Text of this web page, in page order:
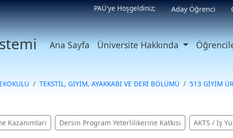
PAÜ'ye Hoşgeldiniz; Aday Öğrenci
Ana Sayfa Üniversite Hakkında
TEKSTİL, GİYİM, AYAKKABI VE DERİ BÖLÜMÜ 513 GİYİM
Kazanımları Dersin Program Yeterlilikerine Katkısı AKTS / İş